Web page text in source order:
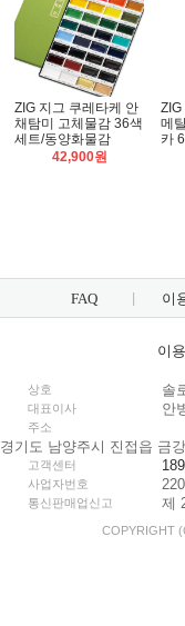
ZIG 지그 쿠레타케 안
채탐미 고체물감 36색
세트/동양화물감
42,900원
ZIG
메
카
FAQ 이
이
상호 솔
대표이사 안
주소
경기도 남양주시 진접읍 금
고객센터
사업자번호
통신판매업신고 제
COPYRIGHT